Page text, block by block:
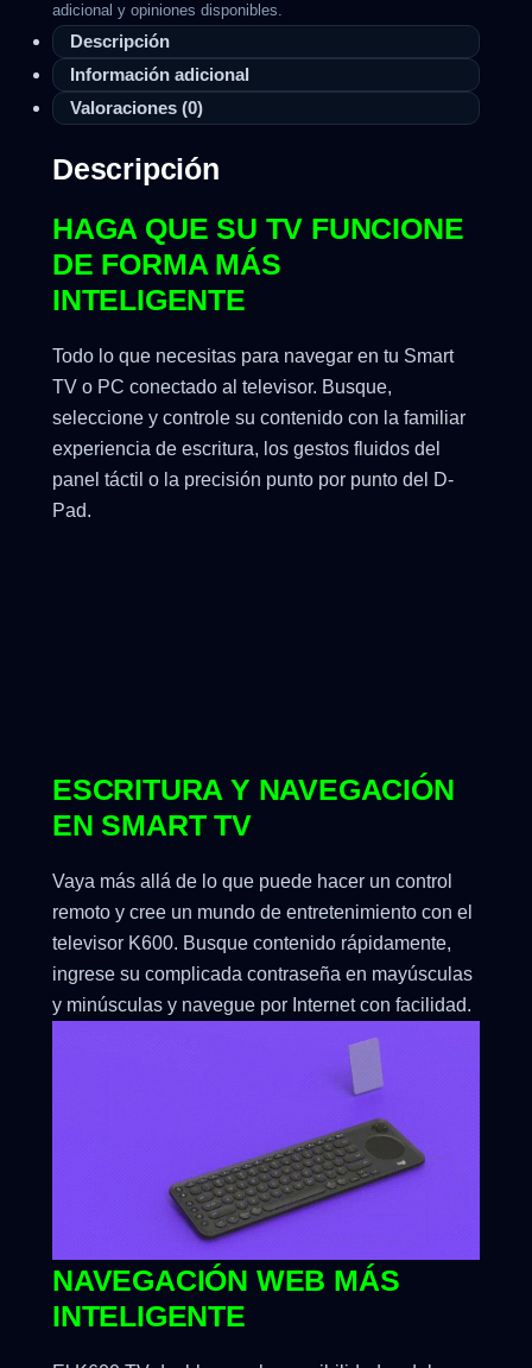
adicional y opiniones disponibles.
Descripción
Información adicional
Valoraciones (0)
Descripción
HAGA QUE SU TV FUNCIONE
DE FORMA MÁS
INTELIGENTE
Todo lo que necesitas para navegar en tu Smart
TV o PC conectado al televisor. Busque,
seleccione y controle su contenido con la familiar
experiencia de escritura, los gestos fluidos del
panel táctil o la precisión punto por punto del D-
Pad.
ESCRITURA Y NAVEGACIÓN
EN SMART TV
Vaya más allá de lo que puede hacer un control
remoto y cree un mundo de entretenimiento con el
televisor K600. Busque contenido rápidamente,
ingrese su complicada contraseña en mayúsculas
y minúsculas y navegue por Internet con facilidad.
NAVEGACIÓN WEB MÁS
INTELIGENTE